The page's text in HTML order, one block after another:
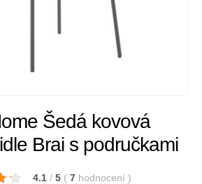
Šedá kovová
Brai s područkami
4.1 / 5 ( 7 hodnocení )